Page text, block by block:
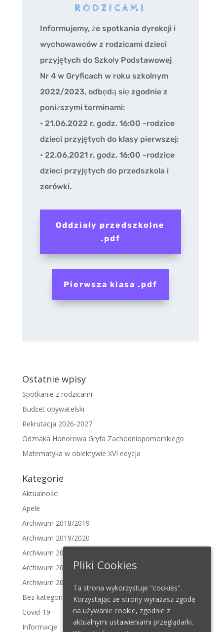
RODZICAMI
Informujemy, że spotkania dyrekcji i
wychowawców z rodzicami dzieci
przyjętych do Szkoły Podstawowej
Nr 4 w Gryficach w roku szkolnym
2022/2023, odbędą się zgodnie z
poniższymi terminami:
• 21.06.2022 r. godz. 16:00 -rodzice
dzieci przyjętych do klasy pierwszej;
• 22.06.2021 r. godz. 16:00 -rodzice
dzieci przyjętych do przedszkola i
zerówki.
Oddziały przedszkolne
.pdf
Pierwsza klasa .pdf
Ostatnie wpisy
Spotkanie z rodzicami
Budżet obywatelski
Rekrutacja 2026-2027
Odznaka Honorowa Gryfa Zachodniopomorskiego
Matematyka w obiektywie XVI edycja
Kategorie
Aktualności
Apele
Archiwum 2018/2019
Archiwum 2019/2020
Archiwum 2020/2021
Archiwum 2021/2022
Archiwum 2022/2023
Bez kategorii
Covid-19
Informacje
Pliki Cookies
Ta strona wykorzystuje "cookies".
Korzystając ze strony wyrażasz zgodę
na używanie cookie, zgodnie z
aktualnymi ustawieniami przeglądarki.